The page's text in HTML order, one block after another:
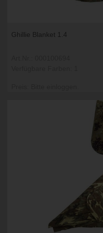
Ghillie Blanket 1.4